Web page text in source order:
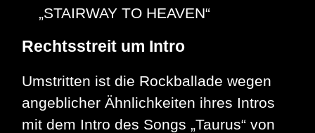
„STAIRWAY TO HEAVEN“
Rechtsstreit um Intro
Umstritten ist die Rockballade wegen
angeblicher Ähnlichkeiten ihres Intros
mit dem Intro des Songs „Taurus“ von